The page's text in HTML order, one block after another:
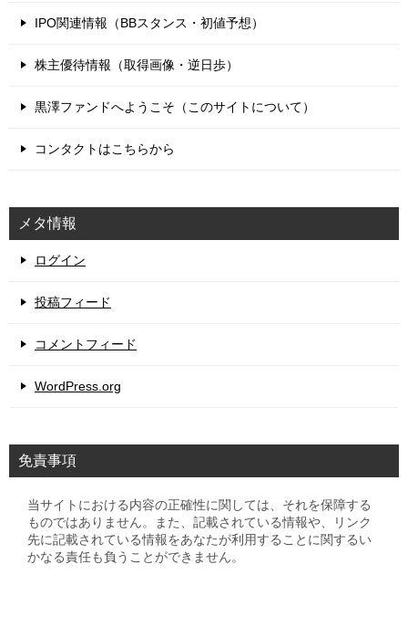
IPO関連情報（BBスタンス・初値予想）
株主優待情報（取得画像・逆日歩）
黒澤ファンドへようこそ（このサイトについて）
コンタクトはこちらから
メタ情報
ログイン
投稿フィード
コメントフィード
WordPress.org
免責事項
当サイトにおける内容の正確性に関しては、それを保障する
ものではありません。また、記載されている情報や、リンク
先に記載されている情報をあなたが利用することに関するい
かなる責任も負うことができません。